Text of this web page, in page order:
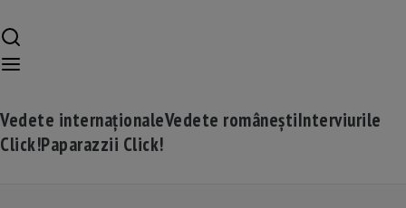
Vedete internaționaleVedete româneștiInterviurile
Click!Paparazzii Click!